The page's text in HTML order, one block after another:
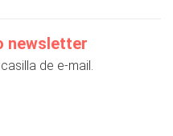
newsletter
de e-mail.